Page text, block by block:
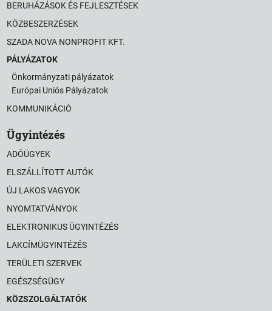
BERUHÁZÁSOK ÉS FEJLESZTÉSEK
KÖZBESZERZÉSEK
SZADA NOVA NONPROFIT KFT.
PÁLYÁZATOK
Önkormányzati pályázatok
Európai Uniós Pályázatok
KOMMUNIKÁCIÓ
Ügyintézés
ADÓÜGYEK
ELSZÁLLÍTOTT AUTÓK
ÚJ LAKOS VAGYOK
NYOMTATVÁNYOK
ELEKTRONIKUS ÜGYINTÉZÉS
LAKCÍMÜGYINTÉZÉS
TERÜLETI SZERVEK
EGÉSZSÉGÜGY
KÖZSZOLGÁLTATÓK